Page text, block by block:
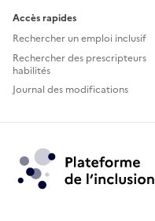
Accès rapides
Rechercher un emploi inclusif
Rechercher des prescripteurs
habilités
Journal des modifications